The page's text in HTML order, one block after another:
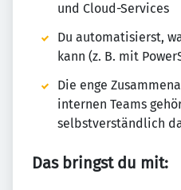
und Cloud-Services
Du automatisierst,
kann (z. B. mit
Die enge
internen Teams
selbstverständlich
Das bringst du mit: